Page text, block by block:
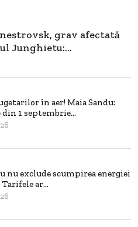
grav afectată
Junghietu:...
în aer! Maia Sandu:
1 septembrie...
nu exclude scumpirea energiei
ar...